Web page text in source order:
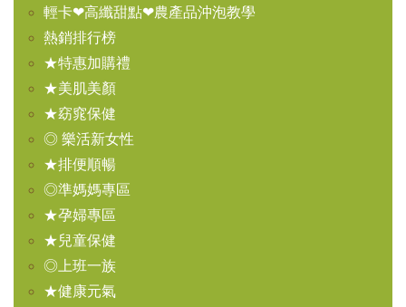
輕卡❤高纖甜點❤農產品沖泡教學
熱銷排行榜
★特惠加購禮
★美肌美顏
★窈窕保健
◎ 樂活新女性
★排便順暢
◎準媽媽專區
★孕婦專區
★兒童保健
◎上班一族
★健康元氣